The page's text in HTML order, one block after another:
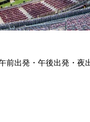
出発・午後出発・夜